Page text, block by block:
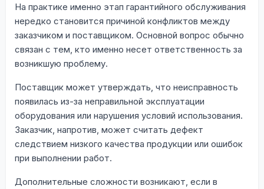
На практике именно этап гарантийного обслуживания
нередко становится причиной конфликтов между
заказчиком и поставщиком. Основной вопрос обычно
связан с тем, кто именно несет ответственность за
возникшую проблему.
Поставщик может утверждать, что неисправность
появилась из-за неправильной эксплуатации
оборудования или нарушения условий использования.
Заказчик, напротив, может считать дефект
следствием низкого качества продукции или ошибок
при выполнении работ.
Дополнительные сложности возникают, если в